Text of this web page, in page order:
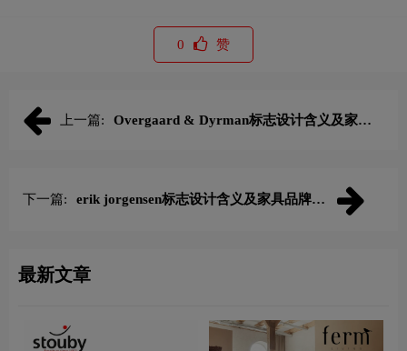
0 赞
上一篇:
Overgaard & Dyrman标志设计含义及家具
下一篇:
erik jorgensen标志设计含义及家具品牌设
最新文章